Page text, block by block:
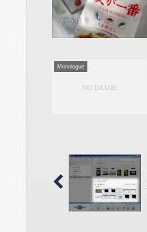
Monologue